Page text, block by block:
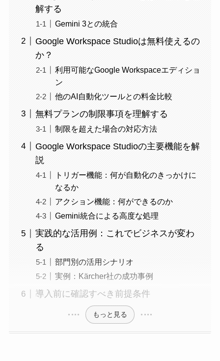
解する
Gemini 3との統合
Google Workspace Studioは無料使えるの
か？
利用可能なGoogle Workspaceエディショ
ン
他のAI自動化ツールとの料金比較
無料プランの制限事項を理解する
制限を超えた場合の対応方法
Google Workspace Studioの主要機能を解
説
トリガー機能：何が自動化のきっかけに
なるか
アクション機能：何ができるのか
Gemini統合による高度な処理
実践的な活用例：これでビジネスが変わ
る
部門別の活用シナリオ
実例：Kärcher社の成功事例
導入前に確認すべき前提条件
もっと見る